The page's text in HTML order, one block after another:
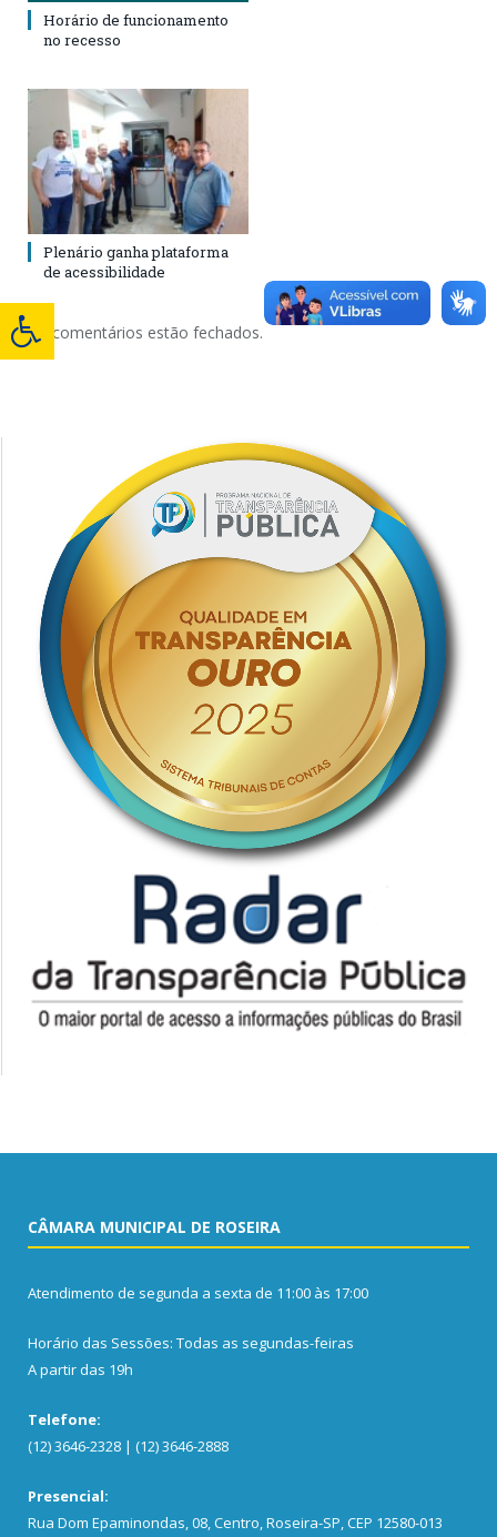
Horário de funcionamento
no recesso
Plenário ganha plataforma
de acessibilidade
Os comentários estão fechados.
CÂMARA MUNICIPAL DE ROSEIRA
Atendimento de segunda a sexta de 11:00 às 17:00
Horário das Sessões: Todas as segundas-feiras
A partir das 19h
Telefone:
(12) 3646-2328 | (12) 3646-2888
Presencial:
Rua Dom Epaminondas, 08, Centro, Roseira-SP, CEP 12580-013